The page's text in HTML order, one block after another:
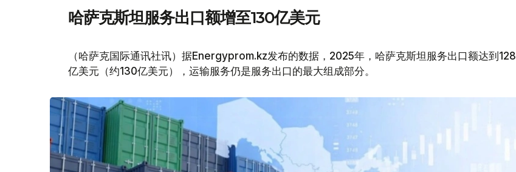
哈萨克斯坦服务出口额增至130亿美元
（哈萨克国际通讯社讯）据Energyprom.kz发布的数据，2025年，哈萨克斯坦服务出口额达到128
亿美元（约130亿美元），运输服务仍是服务出口的最大组成部分。